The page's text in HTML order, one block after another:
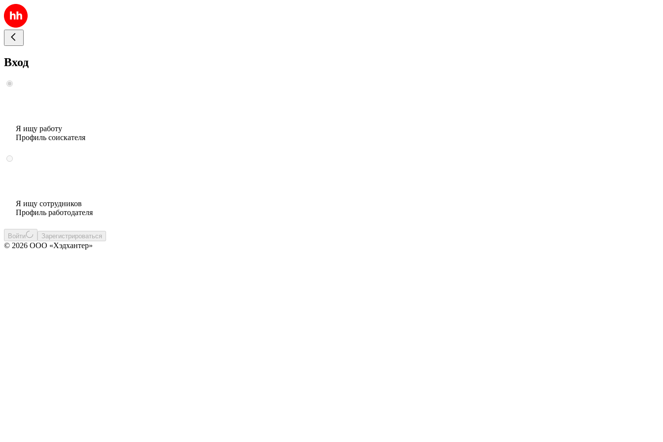
Вход
Я ищу работу
Профиль соискателя
Я ищу сотрудников
Профиль работодателя
Войти Зарегистрироваться
© 2026 ООО «Хэдхантер»